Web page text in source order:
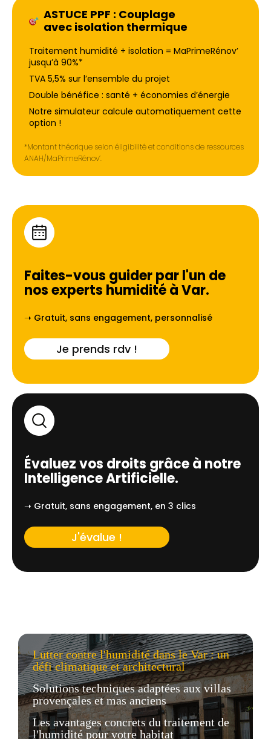
ASTUCE PPF : Couplage
avec isolation thermique
Traitement humidité + isolation = MaPrimeRénov’
jusqu’à 90%*
TVA 5,5% sur l’ensemble du projet
Double bénéfice : santé + économies d’énergie
Notre simulateur calcule automatiquement cette
option !
*Montant théorique selon éligibilité et conditions de ressources
ANAH/MaPrimeRénov’.
Faites-vous guider par l'un de
nos experts humidité àVar.
➝ Gratuit, sans engagement, personnalisé
Je prends rdv !
Évaluez vos droits grâce à notre
Intelligence Artificielle.
➝ Gratuit, sans engagement, en 3 clics
J'évalue !
Lutter contre l'humidité dans le Var : un
défi climatique et architectural
Solutions techniques adaptées aux villas
provençales et mas anciens
Les avantages concrets du traitement de
l'humidité pour votre habitat